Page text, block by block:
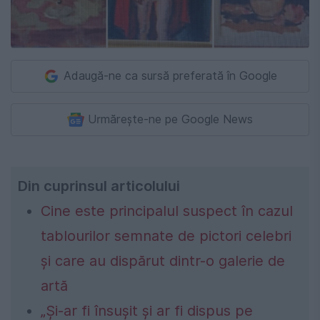
Adaugă-ne ca sursă preferată în Google
Urmărește-ne pe Google News
Din cuprinsul articolului
Cine este principalul suspect în cazul
tablourilor semnate de pictori celebri
și care au dispărut dintr-o galerie de
artă
„Și-ar fi însușit și ar fi dispus pe